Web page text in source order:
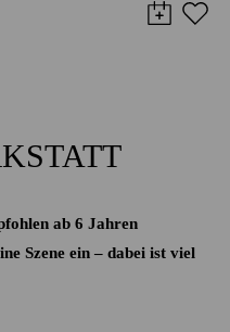
ab 6 Jahren
Szene ein – dabei ist viel